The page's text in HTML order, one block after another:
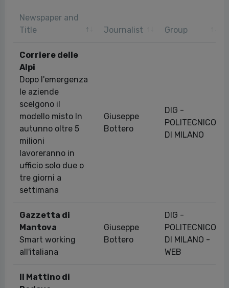
Newspaper and
Title
Journalist Group
Corriere delle
Alpi
Dopo l'emergenza
le aziende
scelgono il
modello misto In
autunno oltre 5
milioni
lavoreranno in
ufficio solo due o
tre giorni a
settimana
Giuseppe
Bottero
DIG -
POLITECNICO
DI MILANO
Gazzetta di
Mantova
Smart working
all'italiana
Giuseppe
Bottero
DIG -
POLITECNICO
DI MILANO -
WEB
Il Mattino di